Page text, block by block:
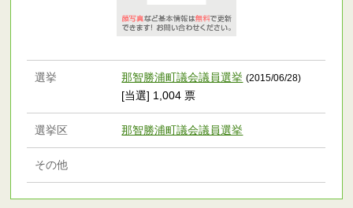
選挙 那智勝浦町議会議員選挙 (2015/06/28)
[当選] 1,004 票
選挙区 那智勝浦町議会議員選挙
その他